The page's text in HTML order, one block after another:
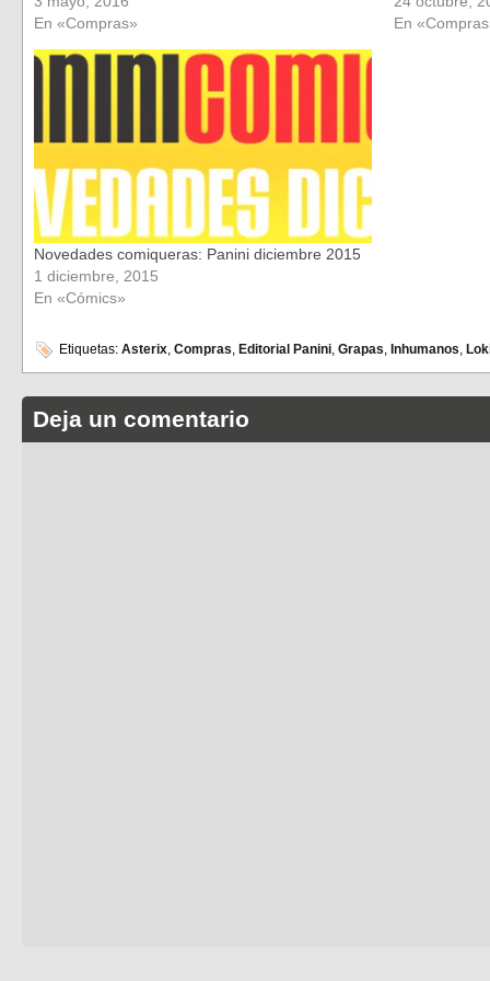
En «Compras»
En
Novedades comiqueras: Panini diciembre 2015
1 diciembre, 2015
En «Cómics»
Etiquetas: Asterix, Compras, Editorial Panini, Grapas, Inhumanos,
Deja un comentario